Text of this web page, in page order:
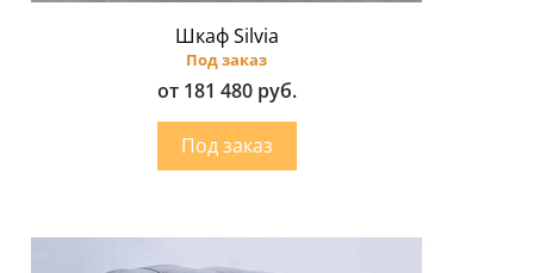
Шкаф Silvia
Под заказ
от 181 480 руб.